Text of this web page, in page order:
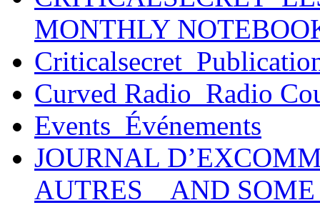
MONTHLY
Curved Radio_Radio
Events_Événements
JOURNAL
AUTRES _ AND